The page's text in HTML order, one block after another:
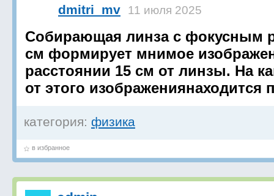
dmitri_mv 11 июля 2025
Собирающая линза с фокусным
см формирует мнимое
расстоянии 15 см от линзы. На
от этого изображениянаходится
категория: физика
в избранное